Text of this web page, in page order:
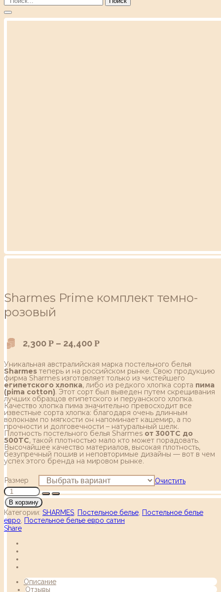
Sharmes Prime комплект темно-
розовый
2,300 Р – 24,400 Р
Уникальная австралийская марка постельного белья
Sharmes теперь и на российском рынке. Свою продукцию
фирма Sharmes изготовляет только из чистейшего
египетского хлопка, либо из редкого хлопка сорта пима
(pima cotton). Этот сорт был выведен путем скрещивания
лучших образцов египетского и перуанского хлопка.
Качество хлопка пима значительно превосходит все
известные сорта хлопка: благодаря очень длинным
волокнам по мягкости он напоминает кашемир, а по
прочности и долговечности – натуральный шелк.
Плотность постельного белья Sharmes от 300TC до
500TC, такой плотностью мало кто может порадовать.
Высочайшее качество материалов, высокая плотность,
безупречный пошив и неповторимые дизайны — вот в чем
успех этого бренда на мировом рынке.
Размер Очистить
В корзину
Категории: SHARMES Постельное белье Постельное белье
евро
Постельное белье евро сатин
Share
Описание
Отзывы